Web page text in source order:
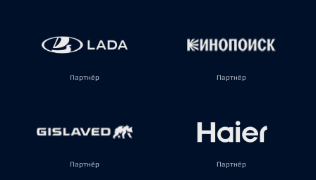
Партнёр Партнёр
Партнёр Партнёр